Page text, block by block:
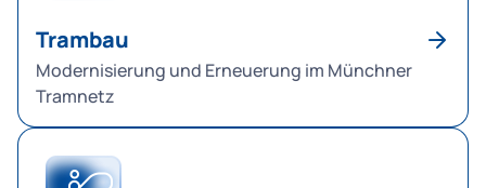
Trambau
Modernisierung und Erneuerung im Münchner
Tramnetz